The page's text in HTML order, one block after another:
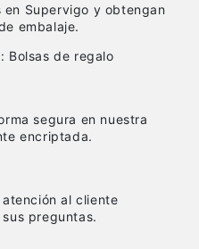
Supervigo y obtengan
embalaje.
Bolsas de regalo
segura en nuestra
encriptada.
al cliente
preguntas.